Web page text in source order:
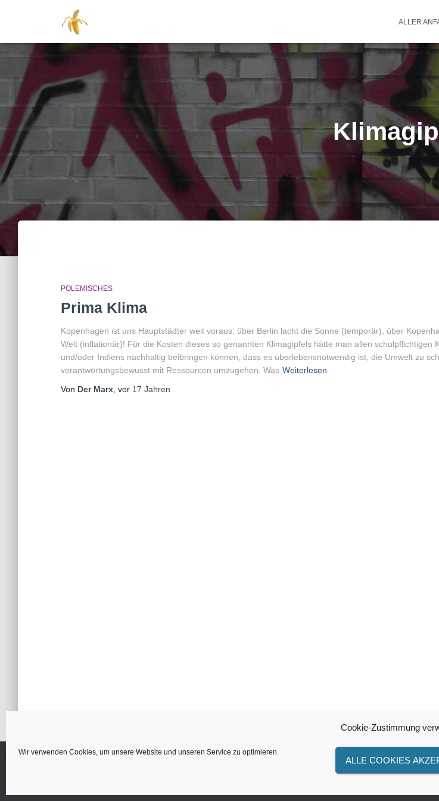
Cookie-Zustimmung
Wir verwenden Cookies, um unsere Website und unseren Service zu optimieren.
ALLE COOKIES
ALLER
POLEMISCHES
Prima Klima
Kopenhagen ist uns Hauptstädter weit voraus: über Berlin lacht die Sonne (temporär), über
Welt (inflationär)! Für die Kosten dieses so genannten Klimagipfels hätte man allen schulpflichtigen
und/oder Indiens nachhaltig beibringen können, dass es überlebensnotwendig ist, die Umwelt zu
verantwortungsbewusst mit Ressourcen umzugehen. Was Weiterlesen
Von Der Marx , vor 17 Jahren
IMPRESSUM